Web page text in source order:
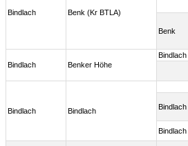
Bindlach Benk (Kr BTLA)
Benk
Bindlach Benker Höhe
Bindlach Bindlach Bindlach